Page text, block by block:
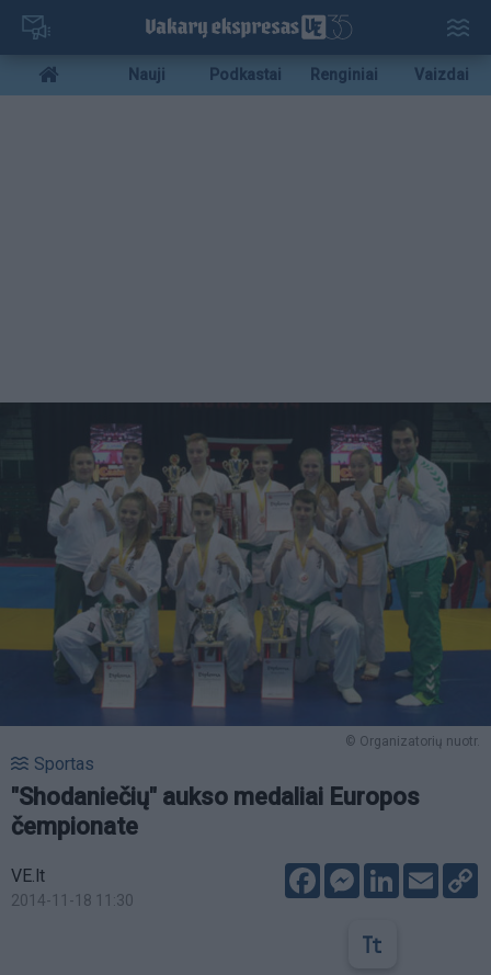
Pereiti
pagrindinį
turinį
Mobile
menu
Nauji Podkastai Renginiai Vaizdai
© Organizatorių nuotr.
Sportas
"Shodaniečių" aukso medaliai Europos
čempionate
VE.lt
2014-11-18 11:30
FacebookMessenger
LinkedIn
Email